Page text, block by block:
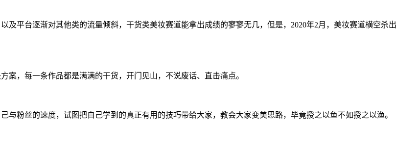
及平台逐渐对其他类的流量倾斜，干货类美妆赛道能拿出成绩的寥寥无几，但是，2020年2月，美妆赛道横空杀出
，每一条作品都是满满的干货，开门见山，不说废话、直击痛点。
粉丝的速度，试图把自己学到的真正有用的技巧带给大家，教会大家变美思路，毕竟授之以鱼不如授之以渔。